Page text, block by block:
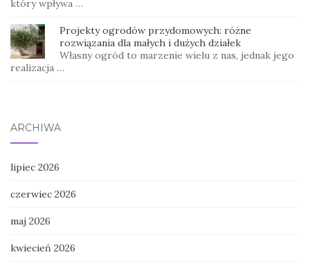
który wpływa …
Projekty ogrodów przydomowych: różne
rozwiązania dla małych i dużych działek
Własny ogród to marzenie wielu z nas, jednak jego
realizacja …
ARCHIWA
lipiec 2026
czerwiec 2026
maj 2026
kwiecień 2026